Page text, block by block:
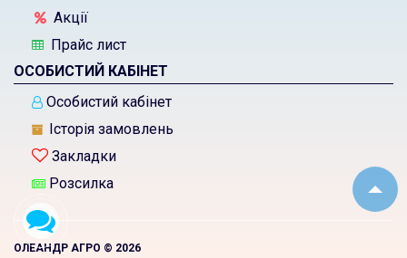
Акції
Прайс лист
ОСОБИСТИЙ КАБІНЕТ
Особистий кабінет
Історія замовлень
Закладки
Розсилка
ОЛЕАНДР АГРО © 2026